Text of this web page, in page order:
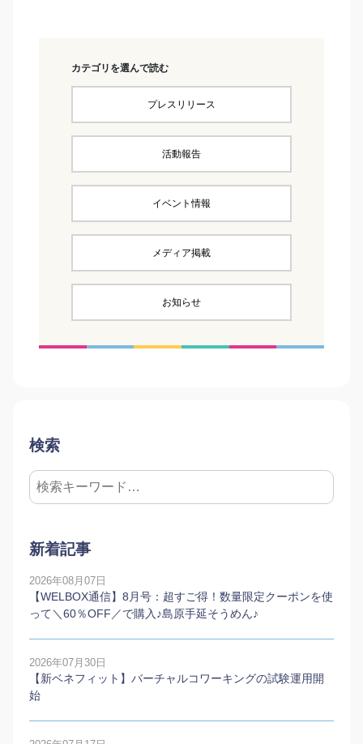
カテゴリを選んで読む
プレスリリース
活動報告
イベント情報
メディア掲載
お知らせ
検索
新着記事
2026年08月07日
【WELBOX通信】8月号：超すご得！数量限定クーポンを使
って＼60％OFF／で購入♪島原手延そうめん♪
2026年07月30日
【新ベネフィット】バーチャルコワーキングの試験運用開
始